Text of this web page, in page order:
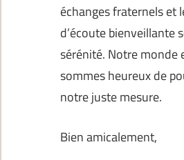
échanges fraternels et
d’écoute bienveillante
sérénité. Notre monde
sommes heureux de
notre juste mesure.
Bien amicalement,